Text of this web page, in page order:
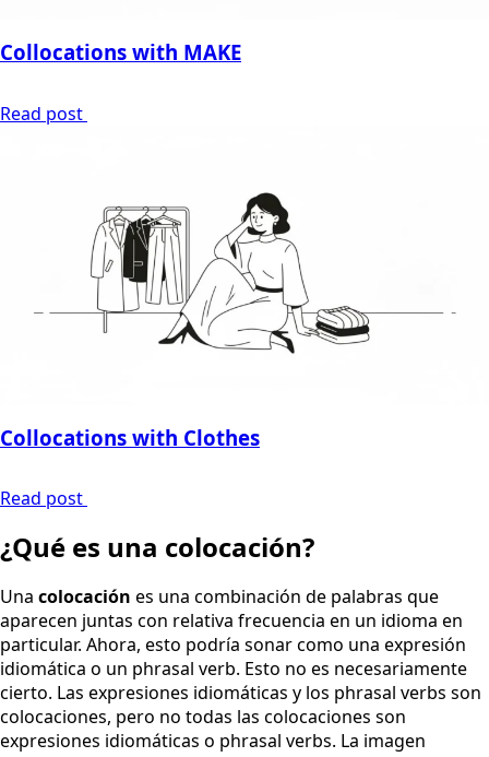
Collocations with MAKE
Read post
Collocations with Clothes
Read post
¿Qué es una colocación?
Una colocación es una combinación de palabras que
aparecen juntas con relativa frecuencia en un idioma en
particular. Ahora, esto podría sonar como una expresión
idiomática o un phrasal verb. Esto no es necesariamente
cierto. Las expresiones idiomáticas y los phrasal verbs son
colocaciones, pero no todas las colocaciones son
expresiones idiomáticas o phrasal verbs. La imagen